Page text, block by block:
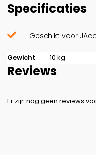
Specificaties
Geschikt voor
Gewicht 10 kg
Reviews